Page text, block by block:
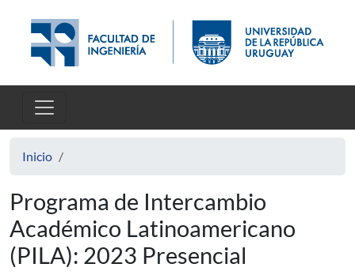
Inicio
Programa de Intercambio
Académico Latinoamericano
(PILA): 2023 Presencial